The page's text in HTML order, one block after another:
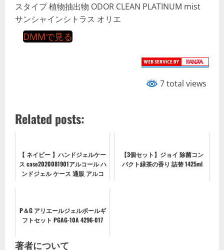
スタイプ 植物抽出物 ODOR CLEAN PLATINUM mist
サンシャインシトラス オリエ
DMMで見る
7 total views
Related posts:
【 ネイビー 】ハンドジェルケー
ス case2020081901アルコール ハ
ンドジェル ケース 通販 アルコ
【3個セット】ジョイ 除菌コン
パクト緑茶の香り 詰替 1425ml
P＆G アリエールジェルボールギ
フトセット PGAG-10A 4296-017
著者について